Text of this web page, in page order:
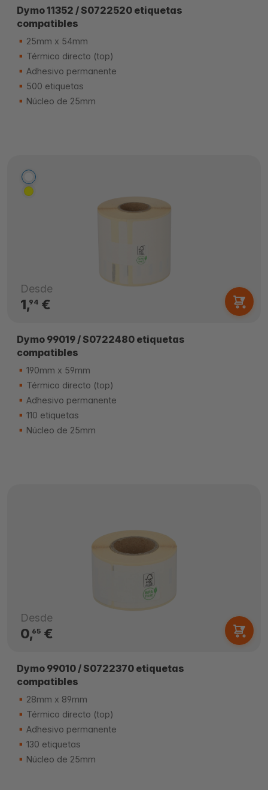
Dymo 11352 / S0722520 etiquetas
compatibles
25mm x 54mm
Térmico directo (top)
Adhesivo permanente
500 etiquetas
Núcleo de 25mm
Desde
1,94€
Dymo 99019 / S0722480 etiquetas
compatibles
190mm x 59mm
Térmico directo (top)
Adhesivo permanente
110 etiquetas
Núcleo de 25mm
Desde
0,65€
Dymo 99010 / S0722370 etiquetas
compatibles
28mm x 89mm
Térmico directo (top)
Adhesivo permanente
130 etiquetas
Núcleo de 25mm